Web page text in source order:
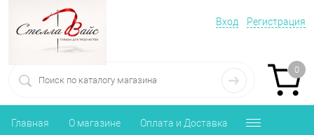
Вход Регистрация
0
Главная О магазине Оплата и Доставка